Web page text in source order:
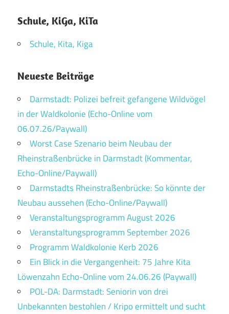
Schule, KiGa, KiTa
Schule, Kita, Kiga
Neueste Beiträge
Darmstadt: Polizei befreit gefangene Wildvögel
in der Waldkolonie (Echo-Online vom
06.07.26/Paywall)
Worst Case Szenario beim Neubau der
Rheinstraßenbrücke in Darmstadt (Kommentar,
Echo-Online/Paywall)
Darmstadts Rheinstraßenbrücke: So könnte der
Neubau aussehen (Echo-Online/Paywall)
Veranstaltungsprogramm August 2026
Veranstaltungsprogramm September 2026
Programm Waldkolonie Kerb 2026
Ein Blick in die Vergangenheit: 75 Jahre Kita
Löwenzahn Echo-Online vom 24.06.26 (Paywall)
POL-DA: Darmstadt: Seniorin von drei
Unbekannten bestohlen / Kripo ermittelt und sucht